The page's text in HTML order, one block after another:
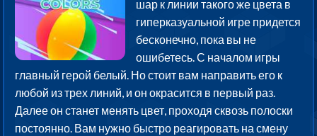
шар к линии такого же цвета в
гиперказуальной игре придется
бесконечно, пока вы не
ошибетесь. С началом игры
главный герой белый. Но стоит вам направить его к
любой из трех линий, и он окрасится в первый раз.
Далее он станет менять цвет, проходя сквозь полоски
постоянно. Вам нужно быстро реагировать на смену